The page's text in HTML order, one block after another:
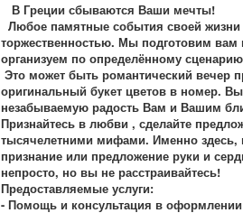
В Греции сбываются Ваши мечты!
Любое памятные события своей
торжественностью. Мы подготовим
организуем по определённому
Это может быть романтический вечер
оригинальный букет цветов в номер.
незабываемую радость Вам и Вашим
Признайтесь в любви , сделайте
тысячелетними мифами. Именно здесь,
признание или предложение руки и
непросто, но вы не расстраивайтесь!
Предоставляемые услуги:
- Помощь и консультация в